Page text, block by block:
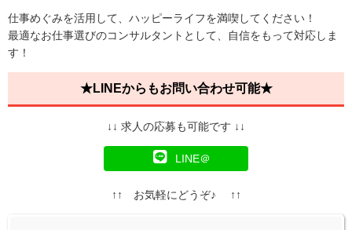
仕事めぐみを活用して、ハッピーライフを満喫してください！
最適なお仕事選びのコンサルタントとして、自信をもって対応しま
す！
★LINEからもお問い合わせ可能★
↓↓ 求人の応募も可能です ↓↓
LINE＠
↑↑ お気軽にどうぞ♪ ↑↑